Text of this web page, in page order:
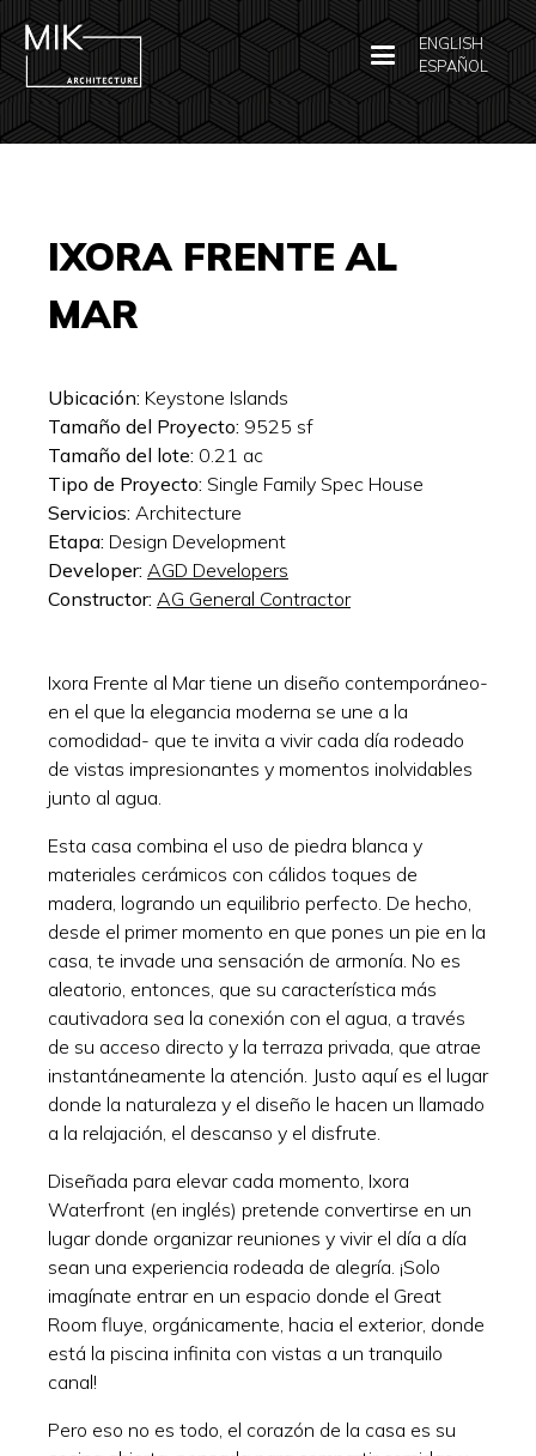
ENGLISH
ESPAÑOL
IXORA FRENTE AL
MAR
Ubicación: Keystone Islands
Tamaño del Proyecto: 9525 sf
Tamaño del lote: 0.21 ac
Tipo de Proyecto: Single Family Spec House
Servicios: Architecture
Etapa: Design Development
Developer: AGD Developers
Constructor: AG General Contractor
Ixora Frente al Mar tiene un diseño contemporáneo-
en el que la elegancia moderna se une a la
comodidad- que te invita a vivir cada día rodeado
de vistas impresionantes y momentos inolvidables
junto al agua.
Esta casa combina el uso de piedra blanca y
materiales cerámicos con cálidos toques de
madera, logrando un equilibrio perfecto. De hecho,
desde el primer momento en que pones un pie en la
casa, te invade una sensación de armonía. No es
aleatorio, entonces, que su característica más
cautivadora sea la conexión con el agua, a través
de su acceso directo y la terraza privada, que atrae
instantáneamente la atención. Justo aquí es el lugar
donde la naturaleza y el diseño le hacen un llamado
a la relajación, el descanso y el disfrute.
Diseñada para elevar cada momento, Ixora
Waterfront (en inglés) pretende convertirse en un
lugar donde organizar reuniones y vivir el día a día
sean una experiencia rodeada de alegría. ¡Solo
imagínate entrar en un espacio donde el Great
Room fluye, orgánicamente, hacia el exterior, donde
está la piscina infinita con vistas a un tranquilo
canal!
Pero eso no es todo, el corazón de la casa es su